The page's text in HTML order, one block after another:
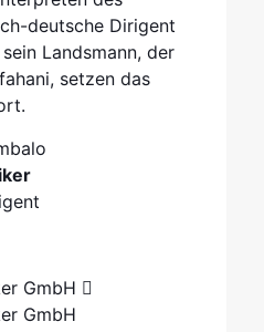
deutsche Dirigent
Landsmann, der
setzen das
GmbH
GmbH